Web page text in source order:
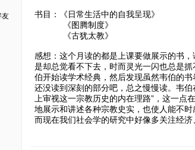
书目：《日常生活中的自我呈现》
《图腾制度》
《古犹太教》
感想：这个月读的都是上课要做展示的书
是却总觉看不下去，时而灵光一闪也总是
伯开始读学术经典，然后发现虽然韦伯的
还没读到深刻的部分吧，总之慢慢读。韦
上审视这一宗教历史的内在理路”，这一
地展示和讲述各种宗教史实，也使人能不
而现在我们社会学的研究中好像多关注经